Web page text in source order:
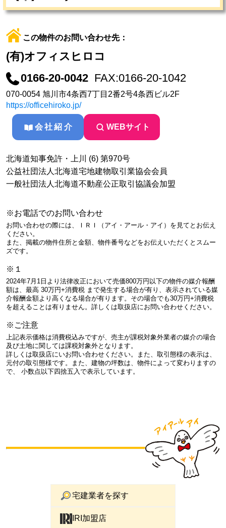
この物件のお問い合わせ先：
(有)オフィスヒロコ
0166-20-0042 FAX:0166-20-1042
070-0054 旭川市4条西7丁目2番2号4条西ビル2F
https://officehiroko.jp/
会社紹介 WEBサイト
北海道知事免許・上川 (6) 第970号
公益社団法人北海道宅地建物取引業協会会員
一般社団法人北海道不動産公正取引協議会加盟
※お電話でのお問い合わせ
お問い合わせの際には、ＩＲＩ（アイ・アール・アイ）を見てとお伝え
ください。
また、掲載の物件住所と金額、物件番号などをお伝えいただくとスムー
ズです。
※１
2024年7月1日より法律改正において売価800万円以下の物件の媒介報酬
額は、最高 30万円+消費税 まで発生する場合が有り、表示されている媒
介報酬金額より高くなる場合が有ります。その場合でも30万円+消費税
を超えることは有りません。詳しくは取扱店にお問い合わせください。
※ご注意
上記表示価格は消費税込みですが、売主が課税対象外業者の媒介の場合
及び土地に関しては課税対象外となります。
詳しくは取扱店にいお問い合わせください。また、取引態様の表示は、
元付の取引態様です。また、建物の坪数は、物件によって変わりますの
で、 小数点以下四捨五入で表示しています。
宅建業者を探す
IRI加盟店